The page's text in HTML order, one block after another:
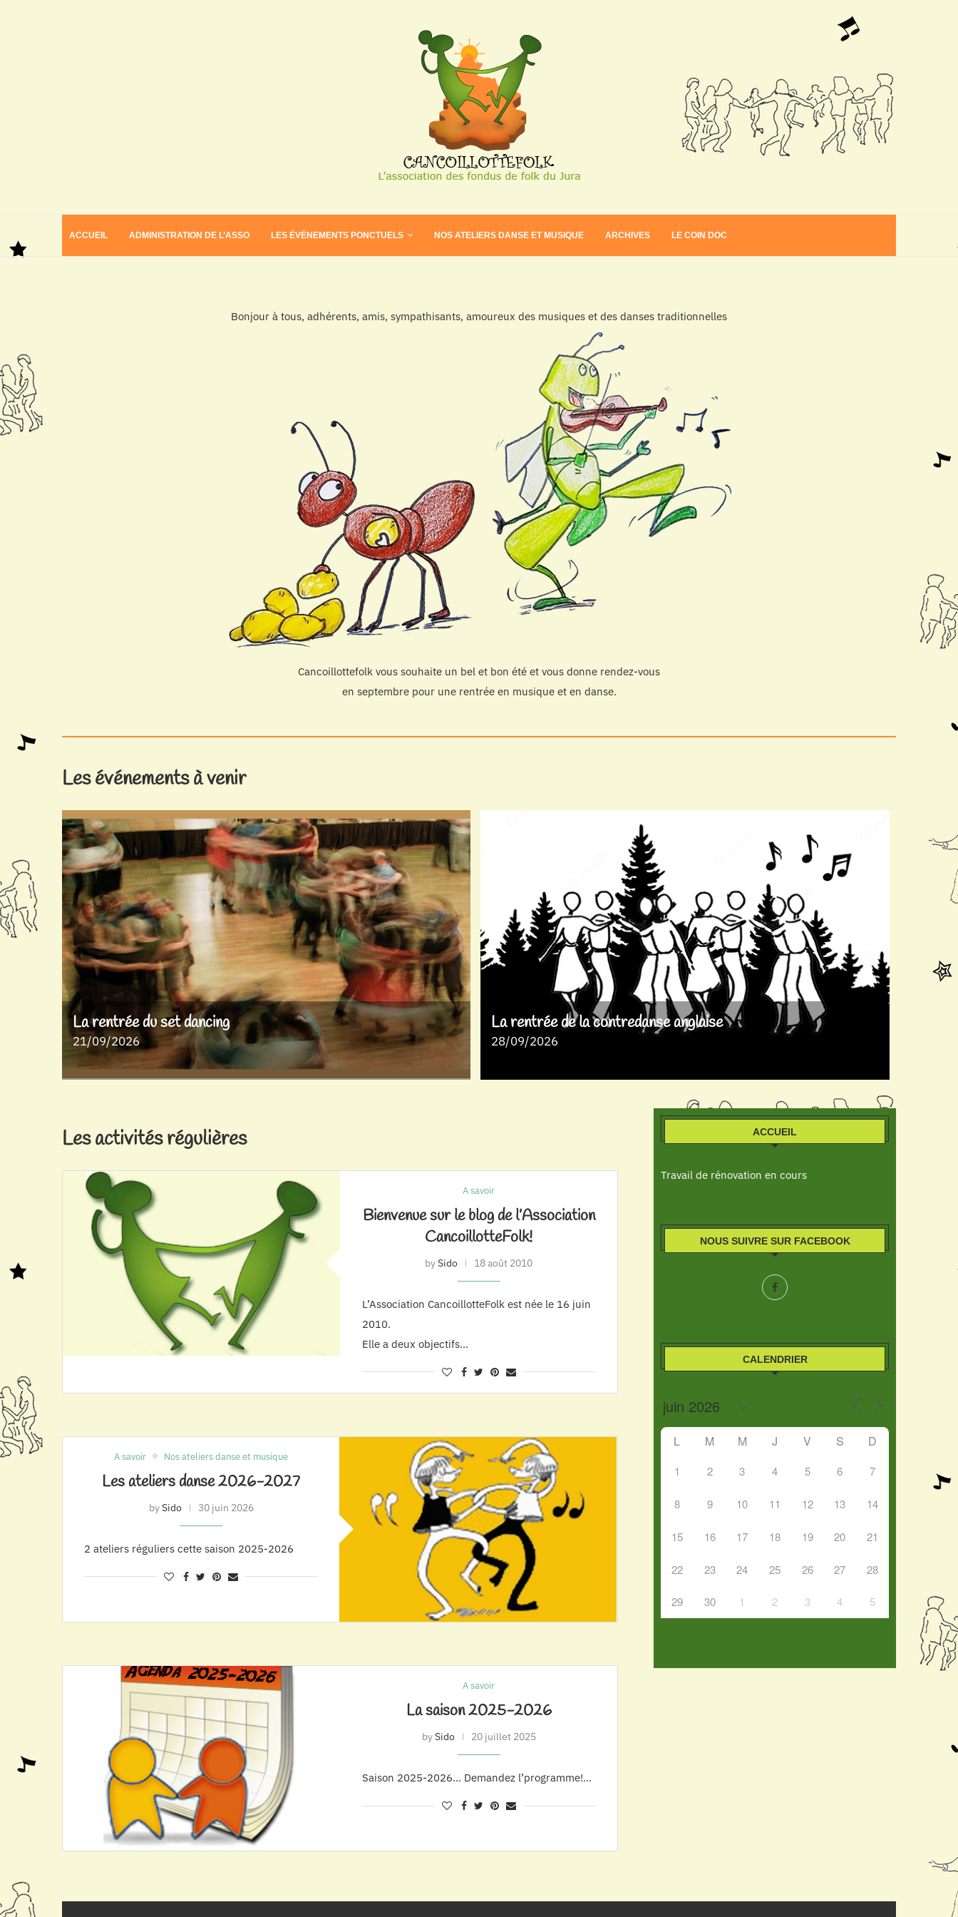
ACCUEIL ADMINISTRATION DE L’ASSO LES ÉVÉNEMENTS PONCTUELS NOS ATELIERS DANSE ET MUSIQUE ARCHIVES LE COIN DOC
Bonjour à tous, adhérents, amis, sympathisants, amoureux des musiques et des danses traditionnelles
Cancoillottefolk vous souhaite un bel et bon été et vous donne rendez-vous
en septembre pour une rentrée en musique et en danse.
Les événements à venir
La rentrée du set dancing
21/09/2026
La rentrée de la contredanse anglaise
28/09/2026
Les activités régulières
A savoir
Bienvenue sur le blog de l’Association
CancoillotteFolk!
bySido 18 août 2010
L’Association CancoillotteFolk est née le 16 juin
2010.
Elle a deux objectifs…
A savoir Nos ateliers danse et musique
Les ateliers danse 2026-2027
bySido 30 juin 2026
2 ateliers réguliers cette saison 2025-2026
A savoir
La saison 2025-2026
bySido 20 juillet 2025
Saison 2025-2026… Demandez l’programme!…
ACCUEIL
Travail de rénovation en cours
NOUS SUIVRE SUR FACEBOOK
CALENDRIER
L M M J V S D
1 2 3 4 5 6 7
8 9 10 11 12 13 14
15 16 17 18 19 20 21
22 23 24 25 26 27 28
29 30 1 2 3 4 5